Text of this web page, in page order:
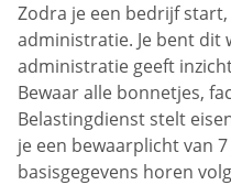
Zodra je een bedrijf
administratie. Je bent dit
administratie geeft
Bewaar alle bonnetjes,
Belastingdienst stelt
je een bewaarplicht van
basisgegevens horen